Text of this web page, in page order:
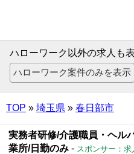
ハローワーク以外の求人も
TOP » 埼玉県 » 春日部市
実務者研修/介護職員・ヘル
業所/日勤のみ - スポンサー：求